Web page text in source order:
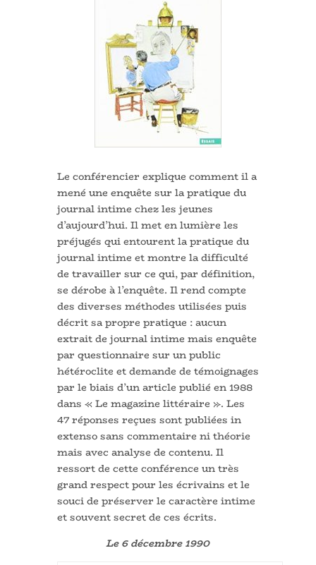
Le conférencier explique comment il a
mené une enquête sur la pratique du
journal intime chez les jeunes
d’aujourd’hui. Il met en lumière les
préjugés qui entourent la pratique du
journal intime et montre la difficulté
de travailler sur ce qui, par définition,
se dérobe à l’enquête. Il rend compte
des diverses méthodes utilisées puis
décrit sa propre pratique : aucun
extrait de journal intime mais enquête
par questionnaire sur un public
hétéroclite et demande de témoignages
par le biais d’un article publié en 1988
dans « Le magazine littéraire ». Les
47 réponses reçues sont publiées in
extenso sans commentaire ni théorie
mais avec analyse de contenu. Il
ressort de cette conférence un très
grand respect pour les écrivains et le
souci de préserver le caractère intime
et souvent secret de ces écrits.
Le6décembre 1990